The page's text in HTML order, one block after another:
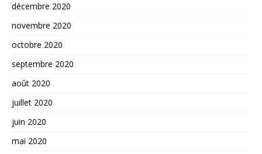
décembre 2020
novembre 2020
octobre 2020
septembre 2020
août 2020
juillet 2020
juin 2020
mai 2020